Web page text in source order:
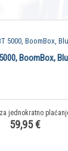
BoomBox,
59,95 €